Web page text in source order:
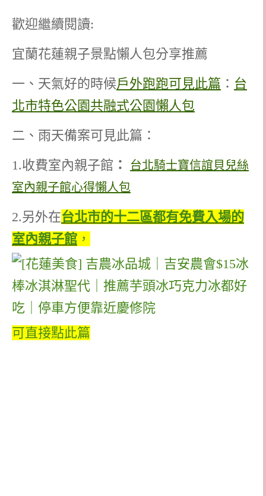
歡迎繼續閱讀:
宜蘭花蓮親子景點懶人包分享推薦
一、天氣好的時候戶外跑跑可見此篇 ： 台
北市特色公園共融式公園懶人包
二、雨天備案可見此篇：
1.收費室內親子館 ：
台北騎士寶信誼貝兒絲
室內親子館心得懶人包
2.另外在台北市的十二區都有免費入場的
室內親子館 ，
可直接點此篇